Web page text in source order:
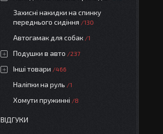
Захисні накидки на спинку
переднього сидіння
130
Автогамак для собак 1
Подушки в авто 237
Інші товари 466
Наліпки на руль 1
Хомути пружинні 8
ВІДГУКИ